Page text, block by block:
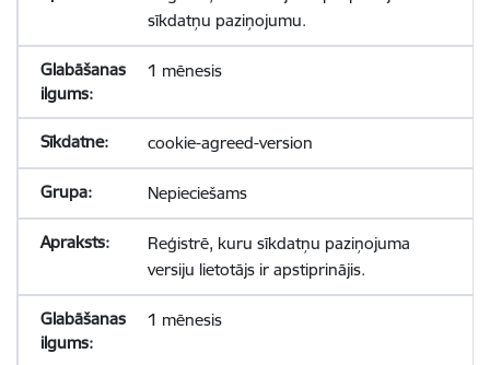
sīkdatņu paziņojumu.
1 mēnesis
cookie-agreed-version
Nepieciešams
Reģistrē, kuru sīkdatņu paziņojuma
versiju lietotājs ir apstiprinājis.
1 mēnesis